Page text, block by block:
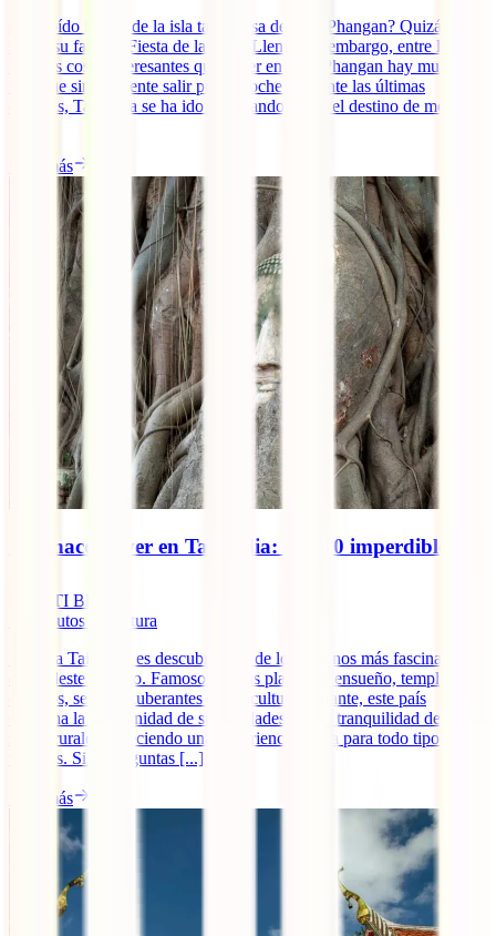
¿Has oído hablar de la isla tailandesa de Koh Phangan? Quizá te
suene su famosa Fiesta de la Luna Llena. Sin embargo, entre las
muchas cosas interesantes que hacer en Koh Phangan hay mucho
más que simplemente salir por la noche. Durante las últimas
décadas, Tailandia se ha ido afianzando como el destino de moda
Leer más
Qué hacer y ver en Tailandia: Los 10 imperdibles
IATI Blog
minutos de lectura
Viajar a Tailandia es descubrir uno de los destinos más fascinantes
del sudeste asiático. Famoso por sus playas de ensueño, templos
dorados, selvas exuberantes y una cultura vibrante, este país
combina la modernidad de sus ciudades con la tranquilidad de sus
zonas rurales, ofreciendo una experiencia única para todo tipo de
viajeros. Si te preguntas [...]
Leer más